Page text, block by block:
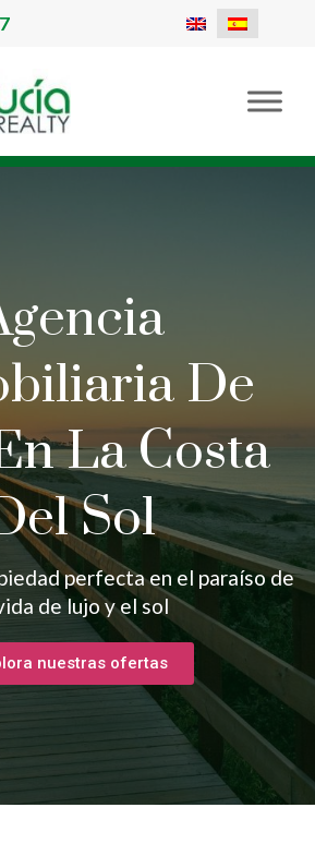
De
La Costa
Sol
perfecta en el paraíso de
de lujo y el sol
nuestras ofertas